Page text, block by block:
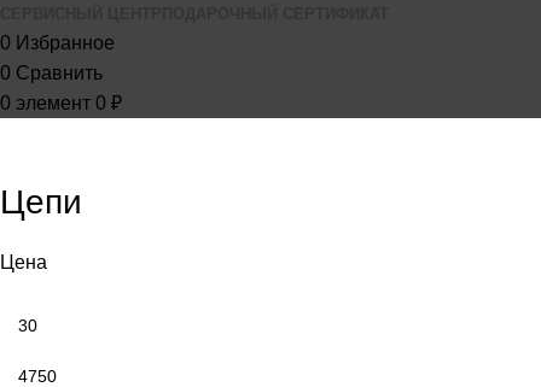
0 Избранное
0 Сравнить
0 элемент 0 ₽
Цепи
Цена